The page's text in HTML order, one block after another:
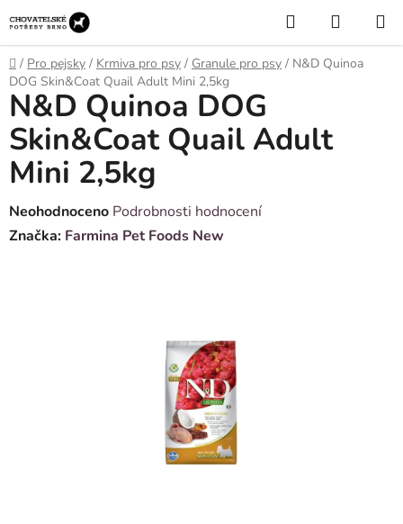
na
obsah
Hledat
KOŠÍK
Domů
/ Pro pejsky / Krmiva pro psy / Granule pro psy / N&D Quinoa
DOG Skin&Coat Quail Adult Mini 2,5kg
N&D Quinoa DOG
Skin&Coat Quail Adult
Mini 2,5kg
Průměrné
hodnocení
Neohodnoceno Podrobnosti hodnocení
Značka: Farmina Pet Foods New